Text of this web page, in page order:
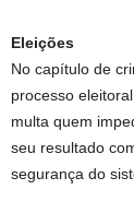
Eleições
No capítulo de
processo
multa quem
seu resultado
segurança do